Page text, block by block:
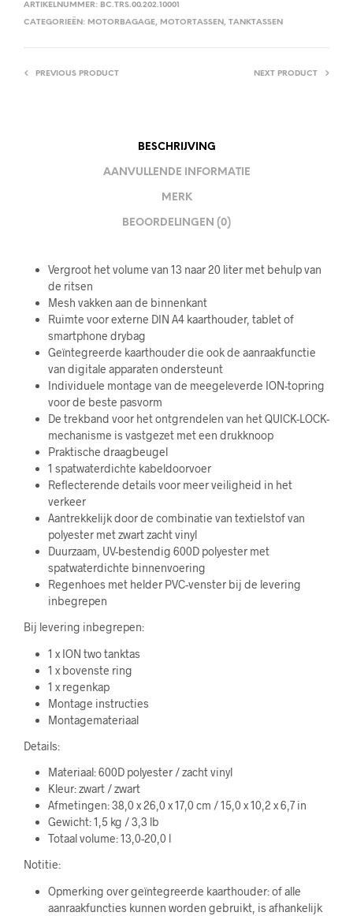
ARTIKELNUMMER: BC.TRS.00.202.10001
CATEGORIEËN: MOTORBAGAGE, MOTORTASSEN , TANKTASSEN
PREVIOUS PRODUCT NEXT PRODUCT
BESCHRIJVING
AANVULLENDE INFORMATIE
MERK
BEOORDELINGEN (0)
Vergroot het volume van 13 naar 20 liter met behulp van
de ritsen
Mesh vakken aan de binnenkant
Ruimte voor externe DIN A4 kaarthouder, tablet of
smartphone drybag
Geïntegreerde kaarthouder die ook de aanraakfunctie
van digitale apparaten ondersteunt
Individuele montage van de meegeleverde ION-topring
voor de beste pasvorm
De trekband voor het ontgrendelen van het QUICK-LOCK-
mechanisme is vastgezet met een drukknoop
Praktische draagbeugel
1 spatwaterdichte kabeldoorvoer
Reflecterende details voor meer veiligheid in het
verkeer
Aantrekkelijk door de combinatie van textielstof van
polyester met zwart zacht vinyl
Duurzaam, UV-bestendig 600D polyester met
spatwaterdichte binnenvoering
Regenhoes met helder PVC-venster bij de levering
inbegrepen
Bij levering inbegrepen:
1 x ION two tanktas
1 x bovenste ring
1 x regenkap
Montage instructies
Montagemateriaal
Details:
Materiaal: 600D polyester / zacht vinyl
Kleur: zwart / zwart
Afmetingen: 38,0 x 26,0 x 17,0 cm / 15,0 x 10,2 x 6,7 in
Gewicht: 1,5 kg / 3,3 lb
Totaal volume: 13,0-20,0 l
Notitie:
Opmerking over geïntegreerde kaarthouder: of alle
aanraakfuncties kunnen worden gebruikt, is afhankelijk